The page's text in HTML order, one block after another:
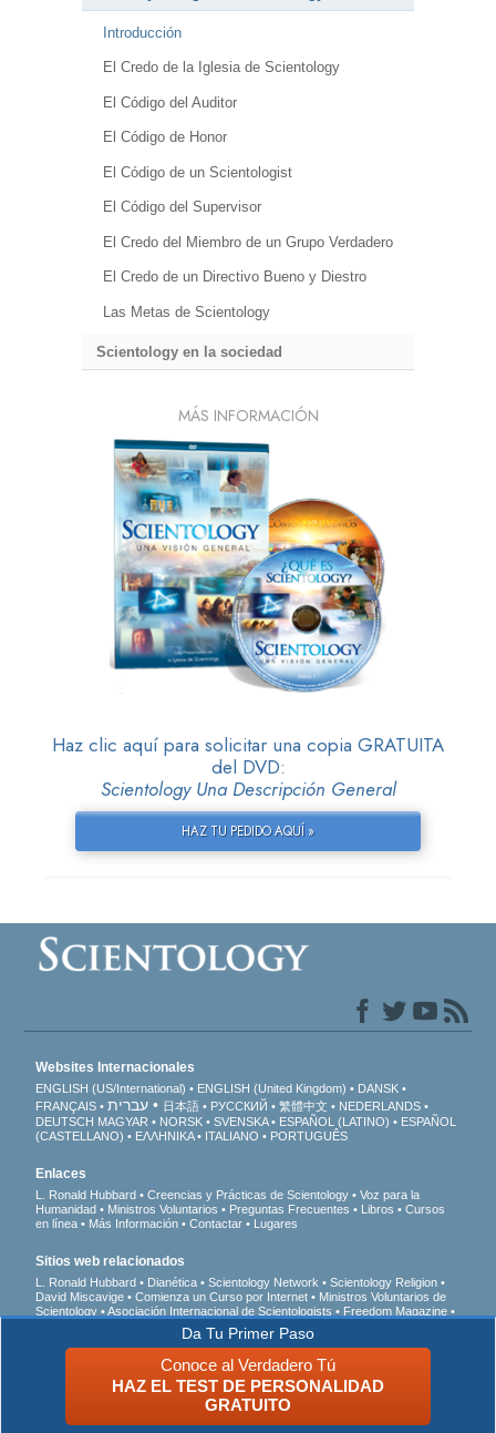
Introducción
El Credo de la Iglesia de Scientology
El Código del Auditor
El Código de Honor
El Código de un Scientologist
El Código del Supervisor
El Credo del Miembro de un Grupo Verdadero
El Credo de un Directivo Bueno y Diestro
Las Metas de Scientology
Scientology en la sociedad
MÁS INFORMACIÓN
Haz clic aquí para solicitar una copia GRATUITA
del DVD:
Scientology Una Descripción General
HAZ TU PEDIDO AQUÍ »
Da Tu Primer Paso
Conoce al Verdadero Tú
HAZ EL TEST DE PERSONALIDAD
GRATUITO
Websites Internacionales
ENGLISH (US/International) ENGLISH (United Kingdom)
DANSK
FRANÇAIS
עברית 日本語 РУССКИЙ 繁體中文
NEDERLANDS
DEUTSCH MAGYAR NORSK SVENSKA ESPAÑOL (LATINO)
ESPAÑOL
(CASTELLANO)
ΕΛΛΗΝΙΚA ITALIANO PORTUGUÊS
Enlaces
L. Ronald Hubbard Creencias y Prácticas de Scientology
Voz para la
Humanidad
Ministros Voluntarios Preguntas Frecuentes Libros
Cursos
en línea
Más Información Contactar Lugares
Sitios web relacionados
L. Ronald Hubbard Dianética Scientology Network
Scientology Religion
David Miscavige
Comienza un Curso por Internet
Ministros Voluntarios de
Scientology
Asociación Internacional de Scientologists
Freedom Magazine
En Apoyo de Un Mundo Sin Drogas
Jóvenes por los Derechos Humanos
Ciudadanos por los Derechos Humanos
© 2026 Iglesia de Scientology Internacional. Todos los derechos reservados.
Política de Cookies•Términos de Uso